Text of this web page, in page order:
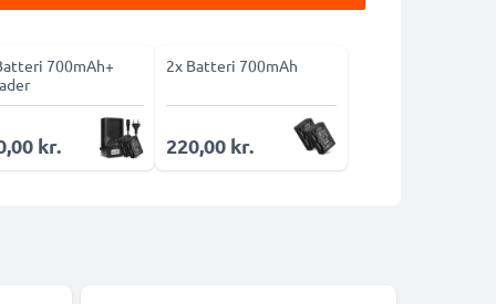
700mAh+
kr.
2x Batteri 700mAh
220,00 kr.